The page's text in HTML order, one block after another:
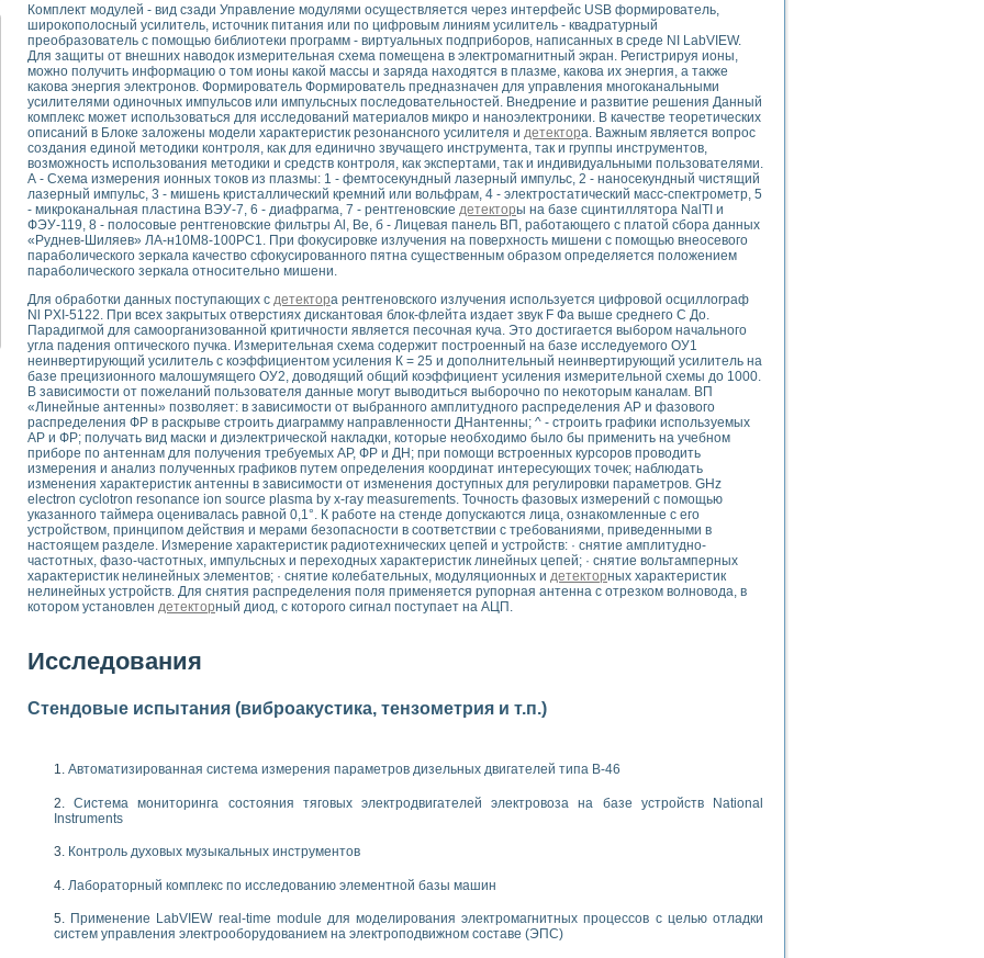
модуля с высоким разрешением для создания SPICE- модели импульсного сигнала
радиолокационного сигнала и его FFT анализ в программной среде Lab VIEW 7.1
уравнений состояния для исследования переходных процессов в среде LabVIEW
для устройства сбора данных NI USB-6009
стенда для измерения относительного остаточного электросопротивления (RRR) сверхпроводников
построения картины возбуждения комбинационных колебаний в пространстве Ван Дер Поля
показателей качества электрической энергии
управления источником питания PSP 2010 фирмы GW INSTEK
амперных характеристик солнечных модулей на базе USB-6008
нано-, фемто-, биотехнологии и мехатроника
по измерению временных характеристик реверсивных сред
комплекс на базе LabVIEW для исследования наноструктур
и оптимизации тепловой обработки биопродуктов с применением современных информационных технологий и программных средств
функциональных возможностей алгоритма полигармонической экстраполяции
экономичного виртуального полярографа на основе платы USB 6008 в среде LabVIEW
макрочастиц в упорядоченных плазменно-пылевых структурах
диагностики крови
дисперсных продуктов при обработке возмущениями давления
сверхпроводящим соленоидом с биквадрантным источником тока
экспериментальной физики на примере выдающихся экспериментов: самоорганизованная критичность
выпадения осадка в реальном времени
цвета модели CIE L*a*b с использованием LabVIEW
характеристик солнечных элементов и модулей
анализа в медицинской эндоскопии
программно - аппаратного комплекса NI - Motion
газовых пузырьков по данным эхолокационного зондирования с применением технологии виртуальных приборов
тиристорным электроприводом
INSTRUMENTS для автоматизации процесса очистки сточных вод в мембранном биореакторе
диагностики плазмы
свойств сегнетоэлектриков методом тепловых шумов
и развития дефектов в растущем монокристалле карбида кремния на основе акустической эмиссии и лазерной интерферометрии
механических свойств материалов в наношкале
процессов получения дисперсных продуктов на основе виртуальных приборов
зрения для контроля образцов
обучающих информационных систем и тренажеров для персонала химических предприятий
и защиты ускорителя ЛУЭ-200
Комплект модулей - вид сзади Управление модулями осуществляется через интерфейс USB формирователь,
широкополосный усилитель, источник питания или по цифровым линиям усилитель - квадратурный
преобразователь с помощью библиотеки программ - виртуальных подприборов, написанных в среде NI LabVIEW.
Для защиты от внешних наводок измерительная схема помещена в электромагнитный экран. Регистрируя ионы,
можно получить информацию о том ионы какой массы и заряда находятся в плазме, какова их энергия, а также
какова энергия электронов. Формирователь Формирователь предназначен для управления многоканальными
усилителями одиночных импульсов или импульсных последовательностей. Внедрение и развитие решения Данный
комплекс может использоваться для исследований материалов микро и наноэлектроники. В качестве теоретических
описаний в Блоке заложены модели характеристик резонансного усилителя и детектора. Важным является вопрос
создания единой методики контроля, как для единично звучащего инструмента, так и группы инструментов,
возможность использования методики и средств контроля, как экспертами, так и индивидуальными пользователями.
А - Схема измерения ионных токов из плазмы: 1 - фемтосекундный лазерный импульс, 2 - наносекундный чистящий
лазерный импульс, 3 - мишень кристаллический кремний или вольфрам, 4 - электростатический масс-спектрометр, 5
- микроканальная пластина ВЭУ-7, 6 - диафрагма, 7 - рентгеновские детекторы на базе сцинтиллятора NalTI и
ФЭУ-119, 8 - полосовые рентгеновские фильтры Al, Be, б - Лицевая панель ВП, работающего с платой сбора данных
«Руднев-Шиляев» ЛА-н10М8-100РС1. При фокусировке излучения на поверхность мишени с помощью внеосевого
параболического зеркала качество сфокусированного пятна существенным образом определяется положением
параболического зеркала относительно мишени.
Для обработки данных поступающих с детектора рентгеновского излучения используется цифровой осциллограф
Nl PXI-5122. При всех закрытых отверстиях дискантовая блок-флейта издает звук F Фа выше среднего С До.
Парадигмой для самоорганизованной критичности является песочная куча. Это достигается выбором начального
угла падения оптического пучка. Измерительная схема содержит построенный на базе исследуемого ОУ1
неинвертирующий усилитель с коэффициентом усиления К = 25 и дополнительный неинвертирующий усилитель на
базе прецизионного малошумящего ОУ2, доводящий общий коэффициент усиления измерительной схемы до 1000.
В зависимости от пожеланий пользователя данные могут выводиться выборочно по некоторым каналам. ВП
«Линейные антенны» позволяет: в зависимости от выбранного амплитудного распределения АР и фазового
распределения ФР в раскрыве строить диаграмму направленности ДНантенны; ^ - строить графики используемых
АР и ФР; получать вид маски и диэлектрической накладки, которые необходимо было бы применить на учебном
приборе по антеннам для получения требуемых АР, ФР и ДН; при помощи встроенных курсоров проводить
измерения и анализ полученных графиков путем определения координат интересующих точек; наблюдать
изменения характеристик антенны в зависимости от изменения доступных для регулировки параметров. GHz
electron cyclotron resonance ion source plasma by x-ray measurements. Точность фазовых измерений с помощью
указанного таймера оценивалась равной 0,1°. К работе на стенде допускаются лица, ознакомленные с его
устройством, принципом действия и мерами безопасности в соответствии с требованиями, приведенными в
настоящем разделе. Измерение характеристик радиотехнических цепей и устройств: · снятие амплитудно-
частотных, фазо-частотных, импульсных и переходных характеристик линейных цепей; · снятие вольтамперных
характеристик нелинейных элементов; · снятие колебательных, модуляционных и детекторных характеристик
нелинейных устройств. Для снятия распределения поля применяется рупорная антенна с отрезком волновода, в
котором установлен детекторный диод, с которого сигнал поступает на АЦП.
Исследования
Стендовые испытания (виброакустика, тензометрия и т.п.)
Автоматизированная система измерения параметров дизельных двигателей типа В-46
Система мониторинга состояния тяговых электродвигателей электровоза на базе устройств National
Instruments
Контроль духовых музыкальных инструментов
Лабораторный комплекс по исследованию элементной базы машин
Применение LabVIEW real-time module для моделирования электромагнитных процессов с целью отладки
систем управления электрооборудованием на электроподвижном составе (ЭПС)